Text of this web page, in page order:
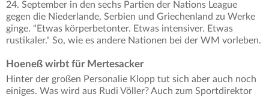
24. September in den sechs Partien der Nations League
gegen die Niederlande, Serbien und Griechenland zu Werke
ginge. "Etwas körperbetonter. Etwas intensiver. Etwas
rustikaler." So, wie es andere Nationen bei der WM vorleben.
Hoeneß wirbt für Mertesacker
Hinter der großen Personalie Klopp tut sich aber auch noch
einiges. Was wird aus Rudi Völler? Auch zum Sportdirektor